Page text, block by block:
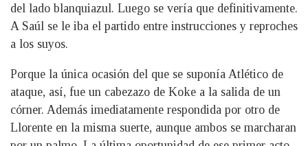
del lado blanquiazul. Luego se vería que definitivamente.
A Saúl se le iba el partido entre instrucciones y reproches
a los suyos.
Porque la única ocasión del que se suponía Atlético de
ataque, así, fue un cabezazo de Koke a la salida de un
córner. Además imediatamente respondida por otro de
Llorente en la misma suerte, aunque ambos se marcharan